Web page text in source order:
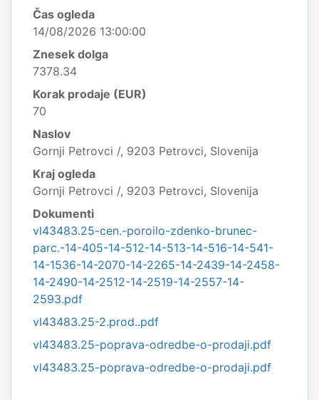
Čas ogleda
14/08/2026 13:00:00
Znesek dolga
7378.34
Korak prodaje (EUR)
70
Naslov
Gornji Petrovci /, 9203 Petrovci, Slovenija
Kraj ogleda
Gornji Petrovci /, 9203 Petrovci, Slovenija
Dokumenti
vl43483.25-cen.-poroilo-zdenko-brunec-
parc.-14-405-14-512-14-513-14-516-14-541-
14-1536-14-2070-14-2265-14-2439-14-2458-
14-2490-14-2512-14-2519-14-2557-14-
2593.pdf
vl43483.25-2.prod..pdf
vl43483.25-poprava-odredbe-o-prodaji.pdf
vl43483.25-poprava-odredbe-o-prodaji.pdf